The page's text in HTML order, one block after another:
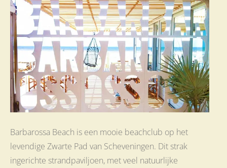
Barbarossa Beach is een mooie beachclub op het
levendige Zwarte Pad van Scheveningen. Dit strak
ingerichte strandpaviljoen, met veel natuurlijke